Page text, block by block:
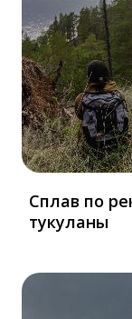
Сплав по
тукуланы